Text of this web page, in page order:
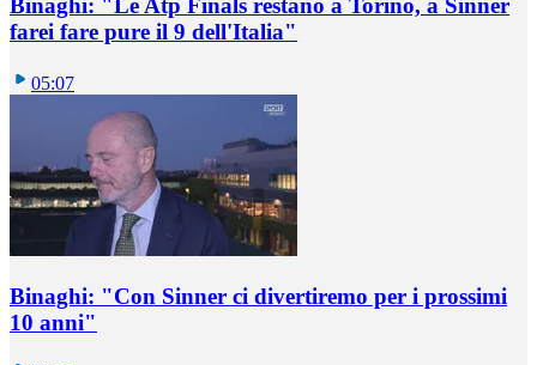
Binaghi: "Le Atp Finals restano a Torino, a Sinner
farei fare pure il 9 dell'Italia"
05:07
Binaghi: "Con Sinner ci divertiremo per i prossimi
10 anni"